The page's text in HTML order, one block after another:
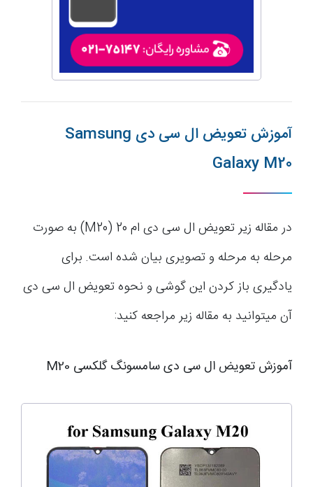
آموزش تعویض ال سی دی Samsung
Galaxy M20
در مقاله زیر تعویض ال سی دی ام 20 (M20) به صورت
مرحله به مرحله و تصویری بیان شده است. برای
یادگیری باز کردن این گوشی و نحوه تعویض ال سی دی
آن میتوانید به مقاله زیر مراجعه کنید:
آموزش تعویض ال سی دی سامسونگ گلکسی M20